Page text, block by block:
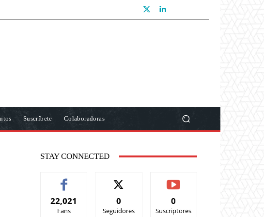
Suscríbete Colaboradoras
STAY CONNECTED
22,021
Fans
0
Seguidores
0
Suscriptores